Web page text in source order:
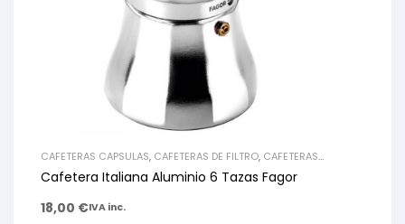
CAFETERAS CAPSULAS, CAFETERAS DE FILTRO, CAFETERAS
EXPRESO
CAFETERAS SUPERAUTOMÁTICAS
Cafetera Italiana Aluminio 6 Tazas Fagor
18,00 €IVA inc.